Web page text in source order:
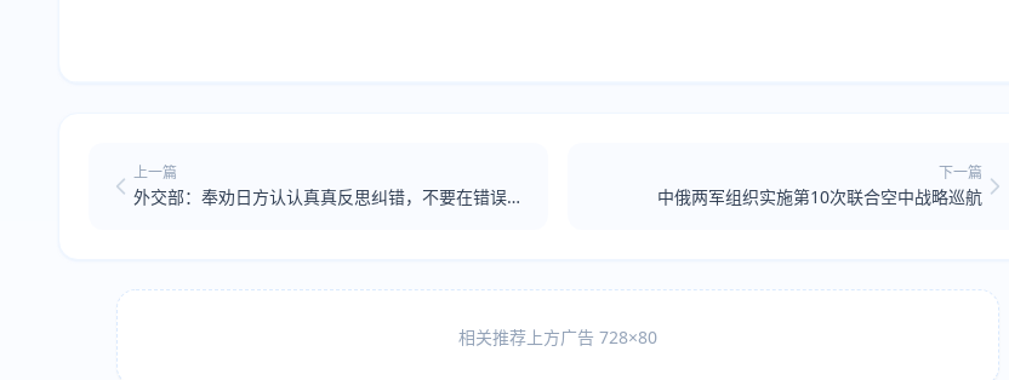
上一篇
外交部：奉劝日方认认真真反思纠错，不要在错误的
下一篇
中俄两军组织实施第10次联合空中战略巡航
相关推荐上方广告 728×80